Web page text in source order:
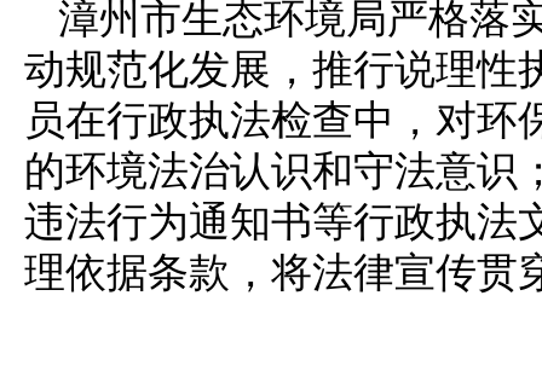
漳州市生态环境局严格落
动规范化发展，推行说理性
员在行政执法检查中，对
的环境法治认识和守法意识
违法行为通知书等行政执法
理依据条款，将法律宣传贯